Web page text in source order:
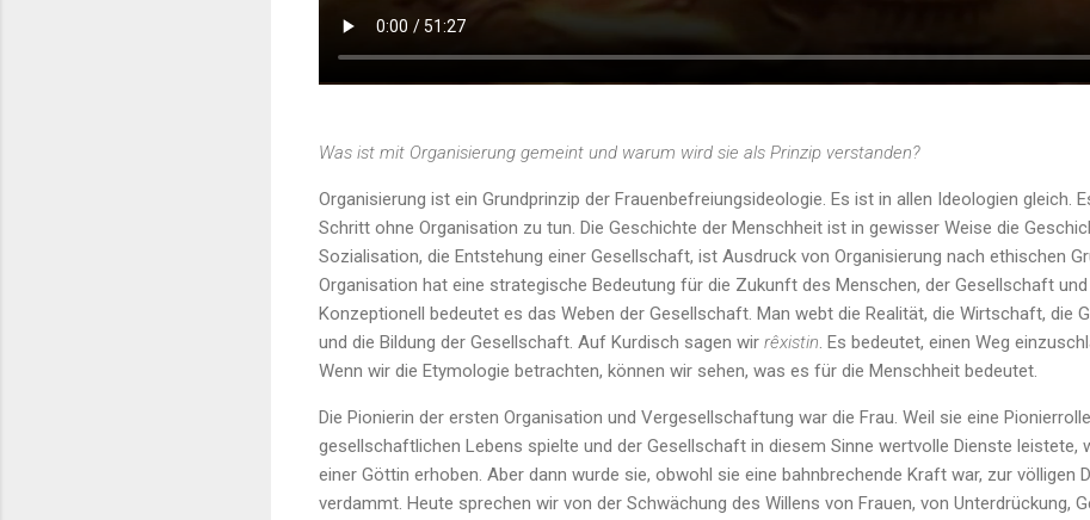
Was ist mit Organisierung gemeint und warum wird sie als Prinzip verstanden?
Organisierung ist ein Grundprinzip der Frauenbefreiungsideologie. Es ist in allen Ideologien gleich.
Schritt ohne Organisation zu tun. Die Geschichte der Menschheit ist in gewisser Weise die
Sozialisation, die Entstehung einer Gesellschaft, ist Ausdruck von Organisierung nach ethischen
Organisation hat eine strategische Bedeutung für die Zukunft des Menschen, der Gesellschaft
Konzeptionell bedeutet es das Weben der Gesellschaft. Man webt die Realität, die Wirtschaft, die
und die Bildung der Gesellschaft. Auf Kurdisch sagen wir rêxistin. Es bedeutet, einen Weg
Wenn wir die Etymologie betrachten, können wir sehen, was es für die Menschheit bedeutet.
Die Pionierin der ersten Organisation und Vergesellschaftung war die Frau. Weil sie eine
gesellschaftlichen Lebens spielte und der Gesellschaft in diesem Sinne wertvolle Dienste leistete,
einer Göttin erhoben. Aber dann wurde sie, obwohl sie eine bahnbrechende Kraft war, zur völligen
verdammt. Heute sprechen wir von der Schwächung des Willens von Frauen, von Unterdrückung,